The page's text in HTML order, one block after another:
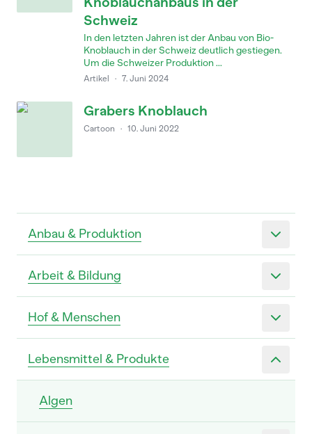
Anbau & Produktion
Arbeit & Bildung
Hof & Menschen
Lebensmittel & Produkte
Algen
Schweiz
In den letzten Jahren ist der Anbau von Bio-
Knoblauch in der Schweiz deutlich gestiegen.
Um die Schweizer Produktion ...
Artikel · 7. Juni 2024
Grabers Knoblauch
Cartoon · 10. Juni 2022